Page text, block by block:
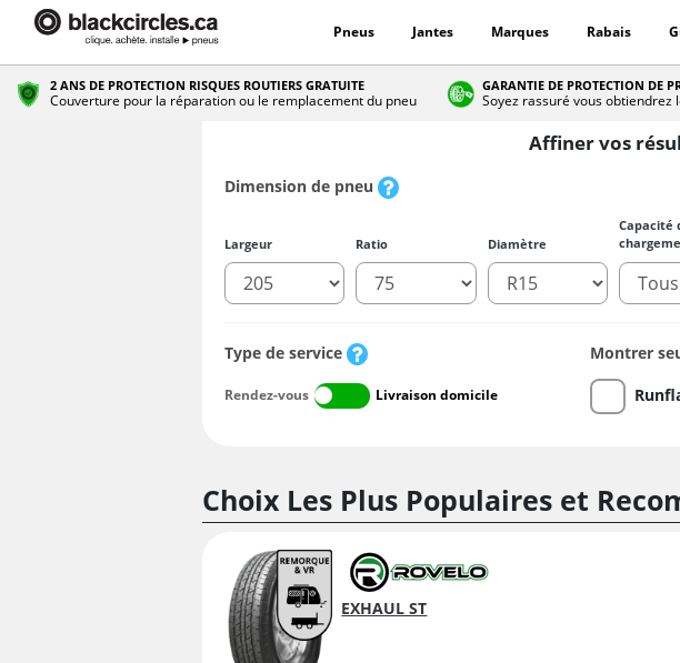
Pneus Jantes Marques Rabais
2 ANS DE PROTECTION RISQUES ROUTIERS GRATUITE
Couverture pour la réparation ou le remplacement du pneu
GARANTIE DE PROTECTION DE
Soyez rassuré vous obtiendrez
Affiner vos
Type de service
Rendez-vous Livraison domicile
Montrer
Dimension de pneu
Largeur Ratio Diamètre
Capacité
Choix Les Plus Populaires et
EXHAUL ST